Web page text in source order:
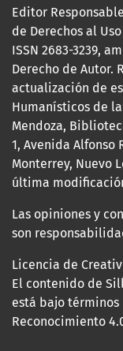
Editor
de Derechos al
ISSN 2683-3239,
Derecho de Autor.
actualización de
Humanísticos de la
Mendoza,
1, Avenida Alfonso
Monterrey, Nuevo
última
Las opiniones y
son
Licencia de
El contenido de
está bajo
Reconocimiento